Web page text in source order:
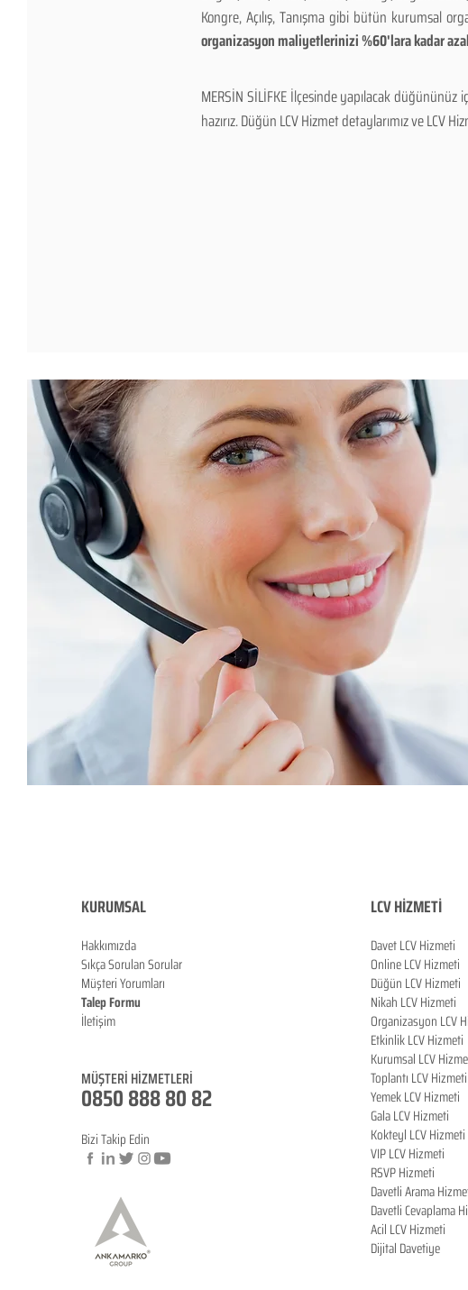
Kongre, Açılış, Tanışma gibi bütün kurumsal
organizasyon maliyetlerinizi %60'lara kadar
MERSİN SİLİFKE İlçesinde yapılacak
hazırız. Düğün LCV Hizmet detaylarımız ve
KURUMSAL
Hakkımızda
Sıkça Sorulan Sorular
Müşteri Yorumları
Talep Formu
İletişim
MÜŞTERİ HİZMETLERİ
0850 888 80 82
Bizi Takip Edin
© Copyright
LCV HİZMETİ
Davet LCV Hizmeti
Online LCV Hizmeti
Düğün LCV Hizmeti
Nikah LCV Hizmeti
Organizasyon LCV
Etkinlik LCV Hizmeti
Kurumsal LCV
Toplantı LCV Hizmeti
Yemek LCV Hizmeti
Gala LCV Hizmeti
Kokteyl LCV Hizmeti
VIP LCV Hizmeti
RSVP Hizmeti
Davetli Arama
Davetli Cevaplama
Acil LCV Hizmeti
Dijital Davetiye